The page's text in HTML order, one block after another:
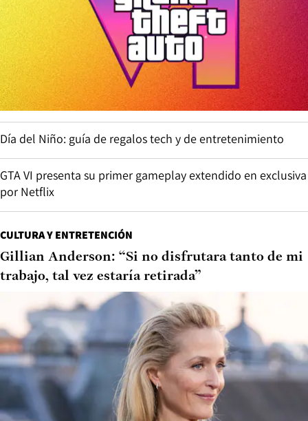
Día del Niño: guía de regalos tech y de entretenimiento
GTA VI presenta su primer gameplay extendido en exclusiva
por Netflix
CULTURA Y ENTRETENCIÓN
Gillian Anderson: “Si no disfrutara tanto de mi
trabajo, tal vez estaría retirada”